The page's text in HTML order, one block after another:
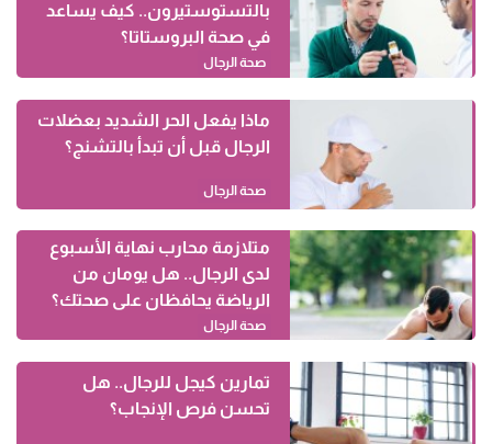
بالتستوستيرون.. كيف يساعد
في صحة البروستاتا؟
صحة الرجال
ماذا يفعل الحر الشديد بعضلات
الرجال قبل أن تبدأ بالتشنج؟
صحة الرجال
متلازمة محارب نهاية الأسبوع
لدى الرجال.. هل يومان من
الرياضة يحافظان على صحتك؟
صحة الرجال
تمارين كيجل للرجال.. هل
تحسن فرص الإنجاب؟